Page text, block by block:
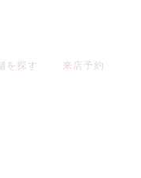
を探す 来店予約